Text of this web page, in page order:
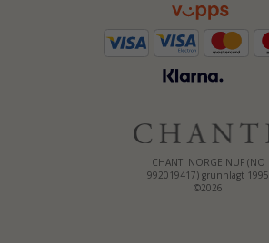
CHANTI NORGE NUF (NO
992019417) grunnlagt 1995
©2026